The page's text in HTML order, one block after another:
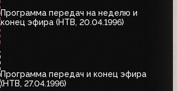
Программа передач на неделю и
конец эфира (НТВ, 20.04.1996)
Программа передач и конец эфира
(НТВ, 27.04.1996)